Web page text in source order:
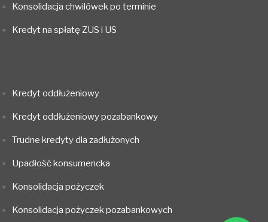
Konsolidacja chwilówek po terminie
Kredyt na spłatę ZUS i US
Kredyt oddłużeniowy
Kredyt oddłużeniowy pozabankowy
Trudne kredyty dla zadłużonych
Upadłość konsumencka
Konsolidacja pożyczek
Konsolidacja pożyczek pozabankowych